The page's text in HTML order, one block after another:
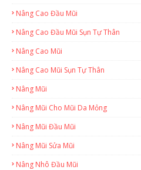
Nâng Cao Đầu Mũi
Nâng Cao Đầu Mũi Sụn Tự Thân
Nâng Cao Mũi
Nâng Cao Mũi Sụn Tự Thân
Nâng Mũi
Nâng Mũi Cho Mũi Da Mỏng
Nâng Mũi Đầu Mũi
Nâng Mũi Sửa Mũi
Nâng Nhô Đầu Mũi